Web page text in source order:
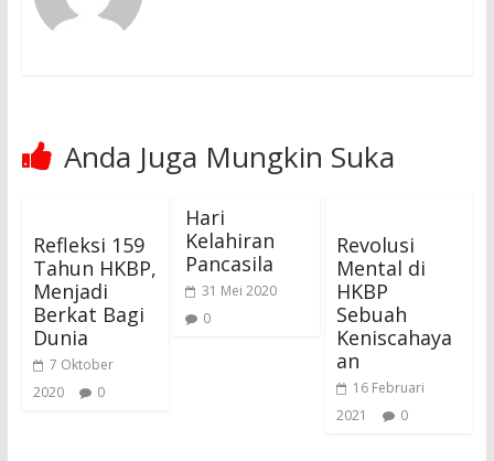
Anda Juga Mungkin Suka
Refleksi 159
Tahun HKBP,
Menjadi
Berkat Bagi
Dunia
7 Oktober
2020
0
Hari
Kelahiran
Pancasila
31 Mei 2020
0
Revolusi
Mental di
HKBP
Sebuah
Keniscahaya
an
16 Februari
2021
0